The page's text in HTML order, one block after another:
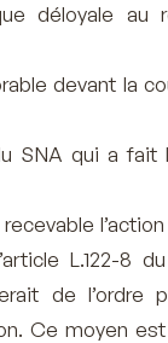
déloyale
devant la
SNA qui a fait
L.122-8
de l’ordre
Ce moyen